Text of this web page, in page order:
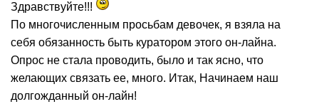
Здравствуйте!!!
По многочисленным просьбам девочек, я взяла на
себя обязанность быть куратором этого он-лайна.
Опрос не стала проводить, было и так ясно, что
желающих связать ее, много. Итак, Начинаем наш
долгожданный он-лайн!